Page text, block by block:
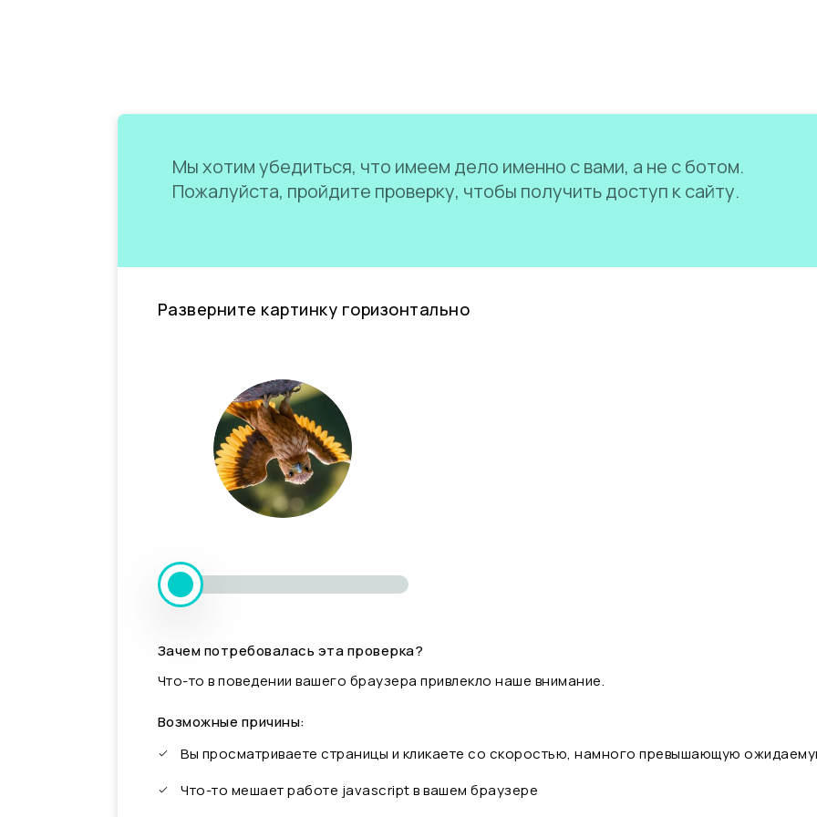
Мы хотим убедиться, что имеем дело именно с вами, а не с ботом.
Пожалуйста, пройдите проверку, чтобы получить доступ к сайту.
Разверните картинку горизонтально
Зачем потребовалась эта проверка?
Что-то в поведении вашего браузера привлекло наше внимание.
Возможные причины:
Вы просматриваете страницы и кликаете со скоростью, намного превышающую
Что-то мешает работе javascript в вашем браузере